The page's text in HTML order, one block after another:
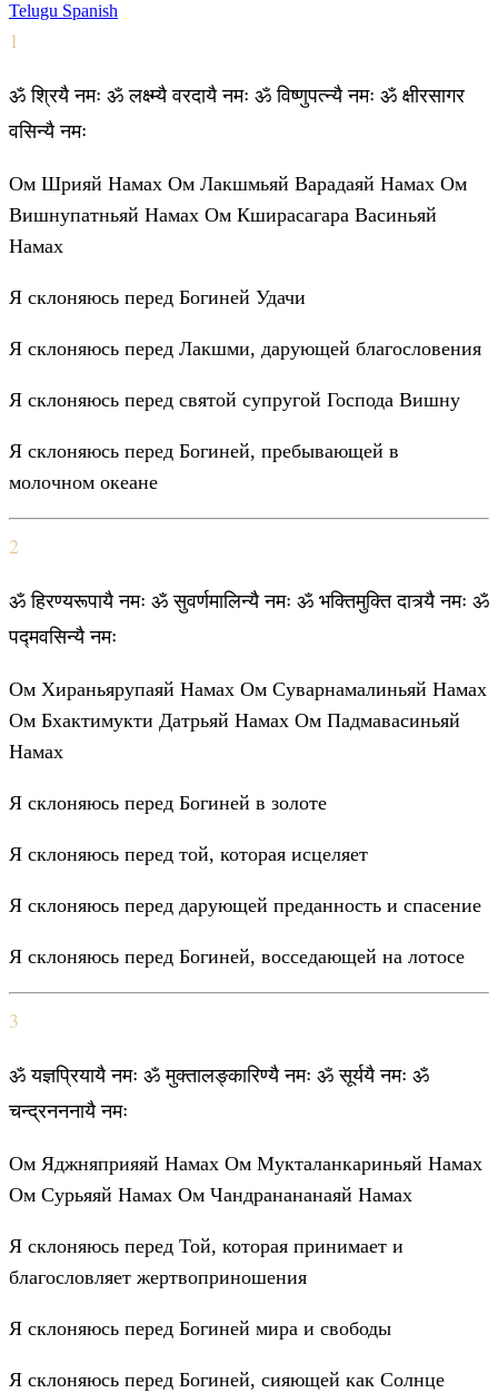
Telugu Spanish
1
ॐ श्रियै नमः ॐ लक्ष्म्यै वरदायै नमः ॐ विष्णुपत्न्यै नमः ॐ क्षीरसागर
वसिन्यै नमः
Ом Шрияй Намах Ом Лакшмьяй Варадаяй Намах Ом
Вишнупатньяй Намах Ом Кширасагара Васиньяй
Намах
Я склоняюсь перед Богиней Удачи
Я склоняюсь перед Лакшми, дарующей благословения
Я склоняюсь перед святой супругой Господа Вишну
Я склоняюсь перед Богиней, пребывающей в
молочном океане
2
ॐ हिरण्यरूपायै नमः ॐ सुवर्णमालिन्यै नमः ॐ भक्तिमुक्ति दात्र्यै नमः ॐ
पद्मवसिन्यै नमः
Ом Хираньярупаяй Намах Ом Суварнамалиньяй Намах
Ом Бхактимукти Датрьяй Намах Ом Падмавасиньяй
Намах
Я склоняюсь перед Богиней в золоте
Я склоняюсь перед той, которая исцеляет
Я склоняюсь перед дарующей преданность и спасение
Я склоняюсь перед Богиней, восседающей на лотосе
3
ॐ यज्ञप्रियायै नमः ॐ मुक्तालङ्कारिण्यै नमः ॐ सूर्ययै नमः ॐ
चन्द्रनननायै नमः
Ом Яджняприяяй Намах Ом Мукталанкариньяй Намах
Ом Сурьяяй Намах Ом Чандранананаяй Намах
Я склоняюсь перед Той, которая принимает и
благословляет жертвоприношения
Я склоняюсь перед Богиней мира и свободы
Я склоняюсь перед Богиней, сияющей как Солнце